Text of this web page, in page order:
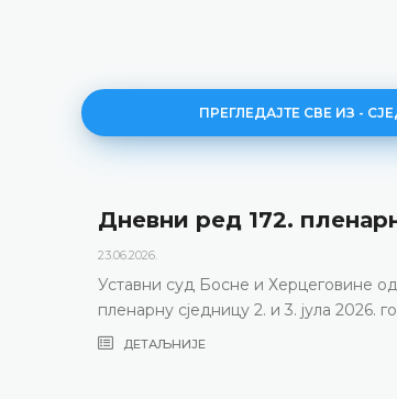
ПРЕГЛЕДАЈТЕ СВЕ ИЗ -
Дневни ред 172.
23.06.2026.
Уставни суд Босне и Херцеговине
пленарну сједницу 2. и 3. јула 2026.
ДЕТАЉНИЈЕ